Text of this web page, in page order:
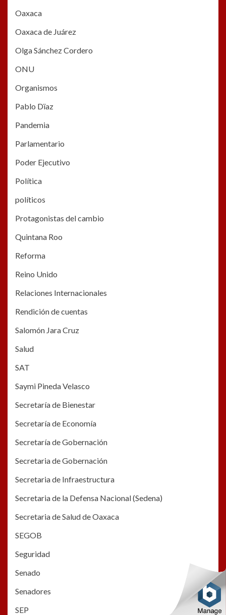
Oaxaca
Oaxaca de Juárez
Olga Sánchez Cordero
ONU
Organismos
Pablo Dïaz
Pandemia
Parlamentario
Poder Ejecutivo
Política
políticos
Protagonistas del cambio
Quintana Roo
Reforma
Reino Unido
Relaciones Internacionales
Rendición de cuentas
Salomón Jara Cruz
Salud
SAT
Saymi Pineda Velasco
Secretaría de Bienestar
Secretaría de Economía
Secretaría de Gobernación
Secretaria de Gobernación
Secretaria de Infraestructura
Secretaria de la Defensa Nacional (Sedena)
Secretaria de Salud de Oaxaca
SEGOB
Seguridad
Senado
Senadores
SEP